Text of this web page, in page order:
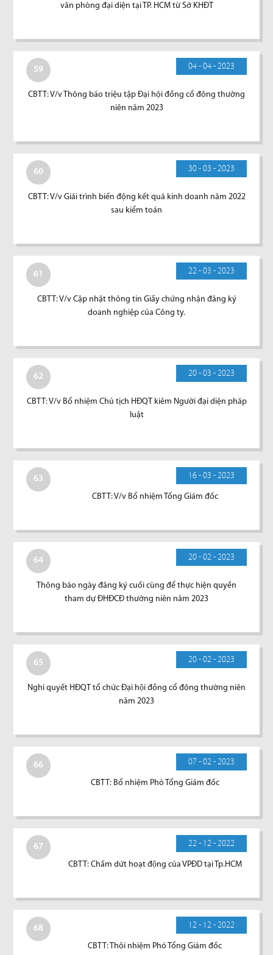
văn phòng đại diện tại TP. HCM từ Sở KHĐT
59 04 - 04 - 2023
CBTT: V/v Thông báo triệu tập Đại hội đồng cổ đông thường
niên năm 2023
60 30 - 03 - 2023
CBTT: V/v Giải trình biến động kết quả kinh doanh năm 2022
sau kiểm toán
61 22 - 03 - 2023
CBTT: V/v Cập nhật thông tin Giấy chứng nhận đăng ký
doanh nghiệp của Công ty.
62 20 - 03 - 2023
CBTT: V/v Bổ nhiệm Chủ tịch HĐQT kiêm Người đại diện pháp
luật
63 16 - 03 - 2023
CBTT: V/v Bổ nhiệm Tổng Giám đốc
64 20 - 02 - 2023
Thông báo ngày đăng ký cuối cùng để thực hiện quyền
tham dự ĐHĐCĐ thường niên năm 2023
65 20 - 02 - 2023
Nghi quyết HĐQT tổ chức Đại hội đồng cổ đông thường niên
năm 2023
66 07 - 02 - 2023
CBTT: Bổ nhiệm Phó Tổng Giám đốc
67 22 - 12 - 2022
CBTT: Chấm dứt hoạt động của VPĐD tại Tp.HCM
68 12 - 12 - 2022
CBTT: Thôi nhiệm Phó Tổng Giám đốc